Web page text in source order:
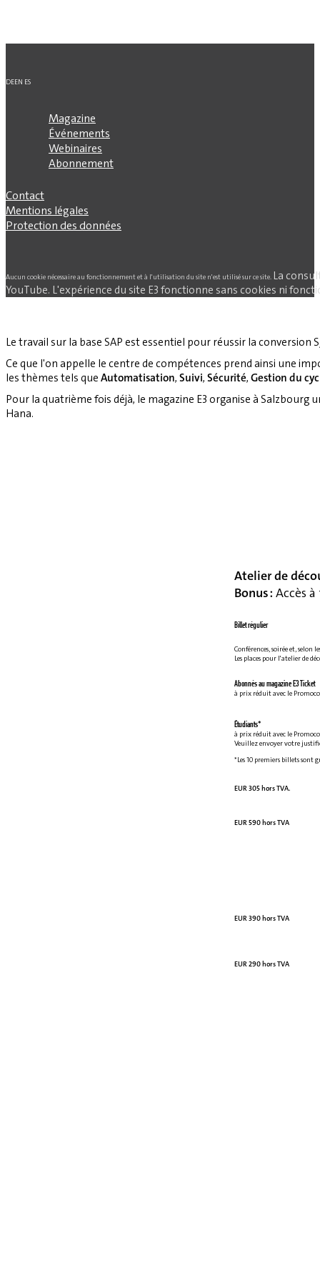
DEEN ES
Magazine
Événements
Webinaires
Abonnement
Contact
Mentions légales
Protection des données
Aucun cookie nécessaire au fonctionnement et à l'utilisation du site n'est utilisé sur ce site. La
YouTube. L'expérience du site E3 fonctionne sans cookies ni
Le travail sur la base SAP est essentiel pour réussir la conversion
Ce que l'on appelle le centre de compétences prend ainsi une
les thèmes tels que Automatisation, Suivi, Sécurité, Gestion du
Pour la quatrième fois déjà, le magazine E3 organise à
Hana.
Atelier de
Bonus : Accès
Billet régulier
Conférences, soirée et,
Les places pour l'atelier de
Abonnés au magazine E3 Ticket
à prix réduit avec le
Étudiants*
à prix réduit avec le
Veuillez envoyer votre
*Les 10 premiers billets sont
EUR 305 hors TVA.
EUR 590 hors TVA
EUR 390 hors TVA
EUR 290 hors TVA